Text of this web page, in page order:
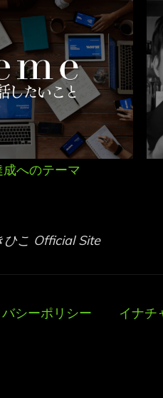
へのテーマ
こ Official Site
シーポリシー
イナチ